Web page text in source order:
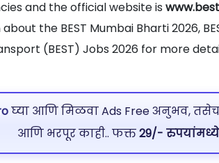
and the official website is
the BEST Mumbai Bharti 2026,
(BEST) Jobs 2026 for more
घ्या आणि मिळवा Ads Free अनुभव, तसेच
आणि भरपूर काही.. फक्त29/-